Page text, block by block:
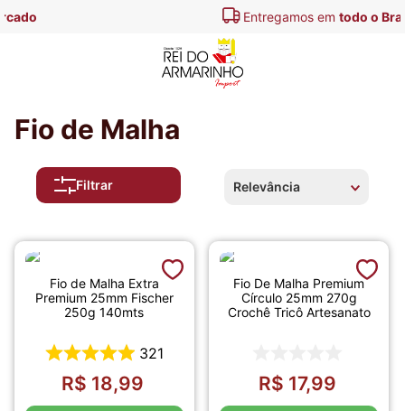
Entregamos emtodo o Brasil
Fio de Malha
Filtrar Relevância
Fio de Malha Extra
Premium 25mm Fischer
250g 140mts
321
R$ 18,99
Fio De Malha Premium
Círculo 25mm 270g
Crochê Tricô Artesanato
R$ 17,99